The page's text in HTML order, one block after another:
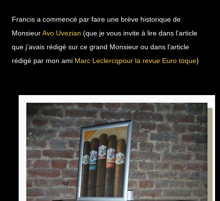
Francis a commencé par faire une brève historique de
MonsieurAvo Uvezian (que je vous invite à lire dans l’article
que j’avais rédigé sur ce grand Monsieur ou dans l’article
rédigé par mon ami Marc Leclercqpour la revue Euro toque)